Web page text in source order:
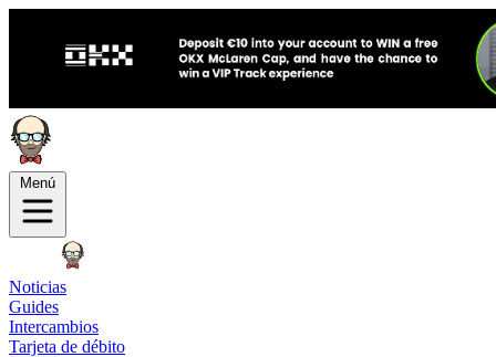
Menú
Noticias
Guides
Intercambios
Tarjeta de débito